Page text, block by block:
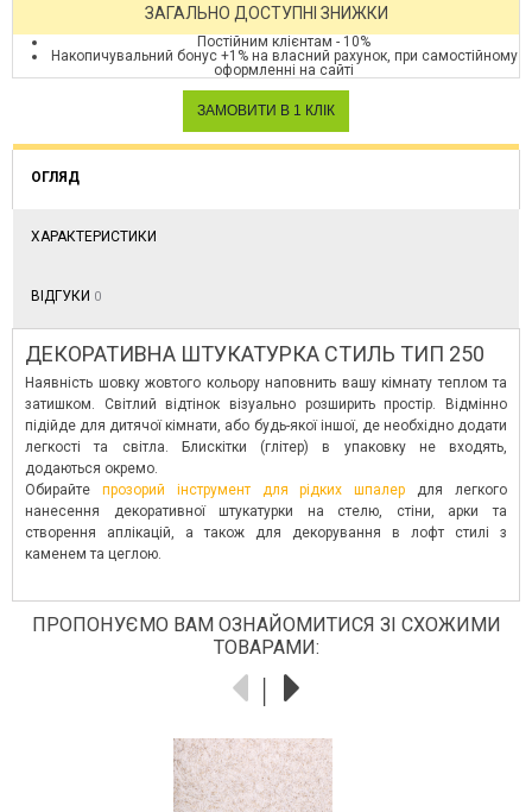
ЗАГАЛЬНО ДОСТУПНІ ЗНИЖКИ
Постійним клієнтам - 10%
Накопичувальний бонус +1% на власний рахунок, при самостійному
оформленні на сайті
ОГЛЯД
ХАРАКТЕРИСТИКИ
ВІДГУКИ 0
ДЕКОРАТИВНА ШТУКАТУРКА СТИЛЬ ТИП 250
Наявність шовку жовтого кольору наповнить вашу кімнату теплом та
затишком. Світлий відтінок візуально розширить простір. Відмінно
підійде для дитячої кімнати, або будь-якої іншої, де необхідно додати
легкості та світла. Блискітки (глітер) в упаковку не входять,
додаються окремо.
Обирайте прозорий інструмент для рідких шпалер для легкого
нанесення декоративної штукатурки на стелю, стіни, арки та
створення аплікацій, а також для декорування в лофт стилі з
каменем та цеглою.
ПРОПОНУЄМО ВАМ ОЗНАЙОМИТИСЯ ЗІ СХОЖИМИ
ТОВАРАМИ: